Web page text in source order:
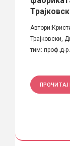
Трајковски,
тим: проф.д-
ПРОЧИТАЈ